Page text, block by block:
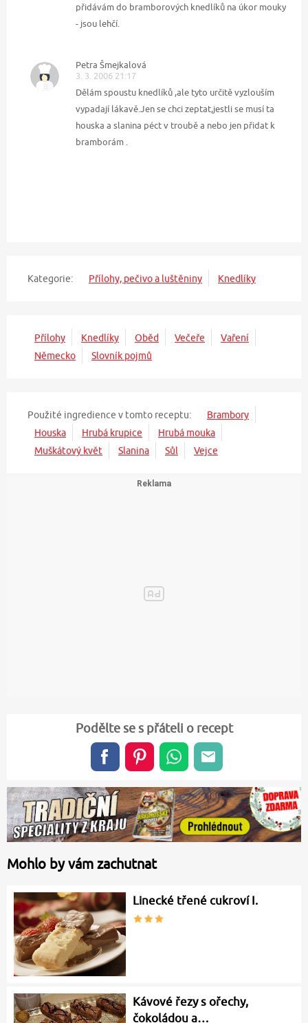
přidávám do bramborových knedlíků na úkor mouky
- jsou lehčí.
Petra Šmejkalová
3. 3. 2006 21:17
Dělám spoustu knedlíků ,ale tyto určitě vyzlouším
vypadají lákavě.Jen se chci zeptat,jestli se musí ta
houska a slanina péct v troubě a nebo jen přidat k
bramborám .
Kategorie: Přílohy, pečivo a luštěniny Knedlíky
Přílohy Knedlíky Oběd Večeře
Vaření
Německo
Slovník pojmů
Použité ingredience v tomto receptu:
Brambory
Houska
Hrubá krupice
Hrubá mouka
Muškátový květ
Slanina Sůl Vejce
Podělte se s přáteli o recept
Mohlo by vám zachutnat
Linecké třené cukroví I.
Kávové řezy s ořechy,
čokoládou a…